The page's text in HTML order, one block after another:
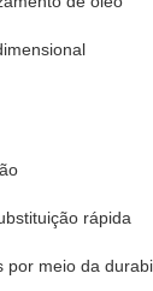
rápida
por meio da